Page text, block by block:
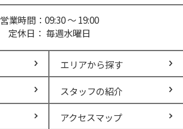
営業時間：09:30 ～ 19:00
定休日： 毎週水曜日
エリアから探す
スタッフの紹介
アクセスマップ